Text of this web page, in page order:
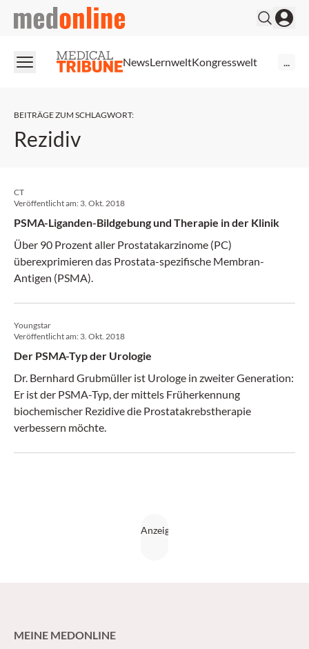
medonline
NewsLernweltKongresswelt
BEITRÄGE ZUM SCHLAGWORT:
Rezidiv
CT
Veröffentlicht am: 3. Okt. 2018
PSMA-Liganden-Bildgebung und Therapie in der Klinik
Über 90 Prozent aller Prostatakarzinome (PC)
überexprimieren das Prostata-spezifische Membran-
Antigen (PSMA).
Youngstar
Veröffentlicht am: 3. Okt. 2018
Der PSMA-Typ der Urologie
Dr. Bernhard Grubmüller ist Urologe in zweiter Generation:
Er ist der PSMA-Typ, der mittels Früherkennung
biochemischer Rezidive die Prostatakrebstherapie
verbessern möchte.
MEINE MEDONLINE